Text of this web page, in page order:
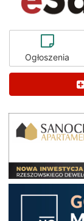
Ogłoszenia